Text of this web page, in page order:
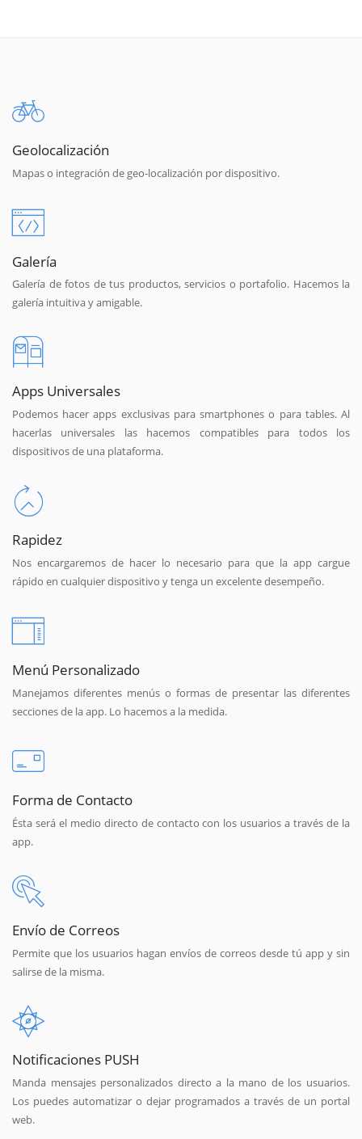
Geolocalización
Mapas o integración de geo-localización por dispositivo.
Galería
Galería de fotos de tus productos, servicios o portafolio. Hacemos la
galería intuitiva y amigable.
Apps Universales
Podemos hacer apps exclusivas para smartphones o para tables. Al
hacerlas universales las hacemos compatibles para todos los
dispositivos de una plataforma.
Rapidez
Nos encargaremos de hacer lo necesario para que la app cargue
rápido en cualquier dispositivo y tenga un excelente desempeño.
Menú Personalizado
Manejamos diferentes menús o formas de presentar las diferentes
secciones de la app. Lo hacemos a la medida.
Forma de Contacto
Ésta será el medio directo de contacto con los usuarios a través de la
app.
Envío de Correos
Permite que los usuarios hagan envíos de correos desde tú app y sin
salirse de la misma.
Notificaciones PUSH
Manda mensajes personalizados directo a la mano de los usuarios.
Los puedes automatizar o dejar programados a través de un portal
web.